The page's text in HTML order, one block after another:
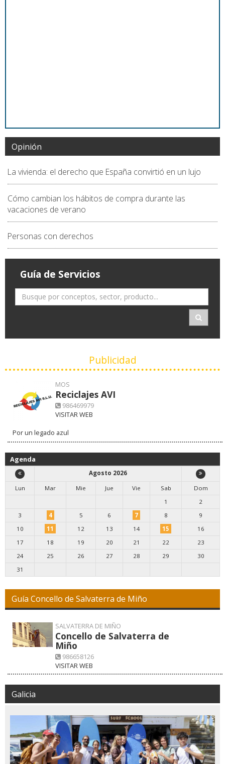
Opinión
La vivienda: el derecho que España convirtió en un lujo
Cómo cambian los hábitos de compra durante las
vacaciones de verano
Personas con derechos
Guía de Servicios
Publicidad
MOS
Reciclajes AVI
986469979
VISITAR WEB
Por un legado azul
Agenda
Agosto 2026
Lun
Mar Mie Jue Vie Sab
Dom
1
2
3
4 5 6 7 8
9
10
11 12 13 14 15
16
17
18 19 20 21 22
23
24
25 26 27 28 29
30
31
Guía Concello de Salvaterra de Miño
SALVATERRA DE MIÑO
Concello de Salvaterra de
Miño
986658126
VISITAR WEB
Galicia